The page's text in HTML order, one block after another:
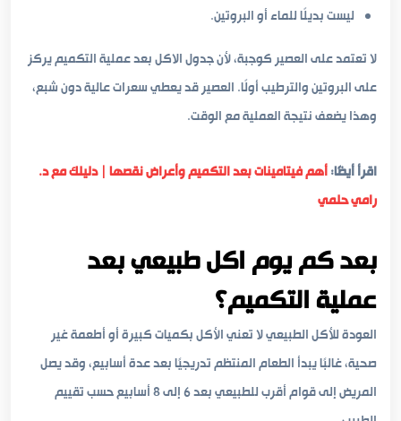
ليست بديلًا للماء أو البروتين.
لا تعتمد على العصير كوجبة، لأن جدول الاكل بعد عملية التكميم يركز
على البروتين والترطيب أولًا. العصير قد يعطي سعرات عالية دون شبع،
وهذا يضعف نتيجة العملية مع الوقت.
اقرأ أيضًا:أهم فيتامينات بعد التكميم وأعراض نقصها | دليلك مع د.
رامي حلمي
بعد كم يوم اكل طبيعي بعد
عملية التكميم؟
العودة للأكل الطبيعي لا تعني الأكل بكميات كبيرة أو أطعمة غير
صحية، غالبًا يبدأ الطعام المنتظم تدريجيًا بعد عدة أسابيع، وقد يصل
المريض إلى قوام أقرب للطبيعي بعد 6 إلى 8 أسابيع حسب تقييم